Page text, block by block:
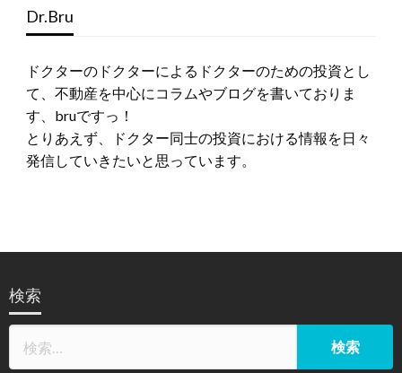
Dr.Bru
ドクターのドクターによるドクターのための投資とし
て、不動産を中心にコラムやブログを書いておりま
す、bruですっ！
とりあえず、ドクター同士の投資における情報を日々
発信していきたいと思っています。
検索